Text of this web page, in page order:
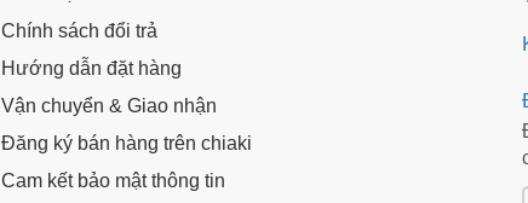
Chính sách đổi trả
Hướng dẫn đặt hàng
Vận chuyển & Giao nhận
Đăng ký bán hàng trên chiaki
Cam kết bảo mật thông tin
LẤY MÃ NGAY
LẤY MÃ NGAY